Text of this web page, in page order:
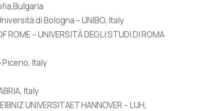
di Bologna – UNIBO, Italy
ROME – UNIVERSITÀ DEGLI STUDI DI ROMA
Italy
Italy
UNIVERSITAET HANNOVER – LUH,